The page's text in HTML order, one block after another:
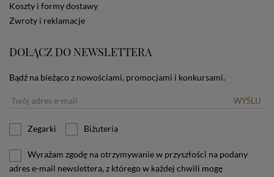
Koszty i formy dostawy
Zwroty i reklamacje
DOŁĄCZ DO NEWSLETTERA
Bądź na bieżąco z nowościami, promocjami i konkursami.
WYŚLIJ
Zegarki Biżuteria
Wyrażam zgodę na otrzymywanie w przyszłości na podany
adres e-mail newslettera, z którego w każdej chwili mogę